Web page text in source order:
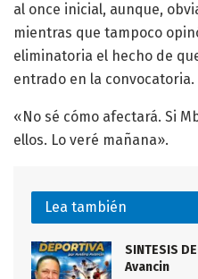
al once inicial, aunque,
mientras que tampoco
eliminatoria el hecho de
entrado en la convocatoria.
«No sé cómo afectará. Si
ellos. Lo veré mañana».
Lea también
SINTESIS
Avancin